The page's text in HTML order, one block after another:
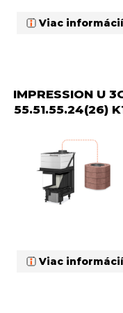
Viac
IMPRESSION U
55.51.55.24(26)
Viac